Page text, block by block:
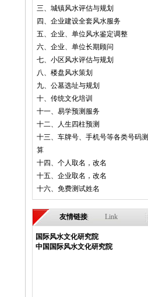
发展国际论坛会”上发表演讲，发
表的论文《人杰地灵、风动水转》
获奖。
2013年12月，邢正华教授与中国房
地产研究会会长及建设部党组副书
记、副部长刘志峰先生在中国易学
与健康文化地产发展论坛上的合
影。
三、城镇风水评估与规划
四、企业建设全套风水服务
五、企业、单位风水鉴定调整
六、企业、单位长期顾问
七、小区风水评估与规划
八、楼盘风水策划
九、公墓选址与规划
十、传统文化培训
十一、易学预测服务
十二、人生四柱预测
十三、车牌号、手机号等各类号码测
算
十四、个人取名，改名
十五、企业取名，改名
十六、免费测试姓名
友情链接 Link
国际风水文化研究院
中国国际风水文化研究院